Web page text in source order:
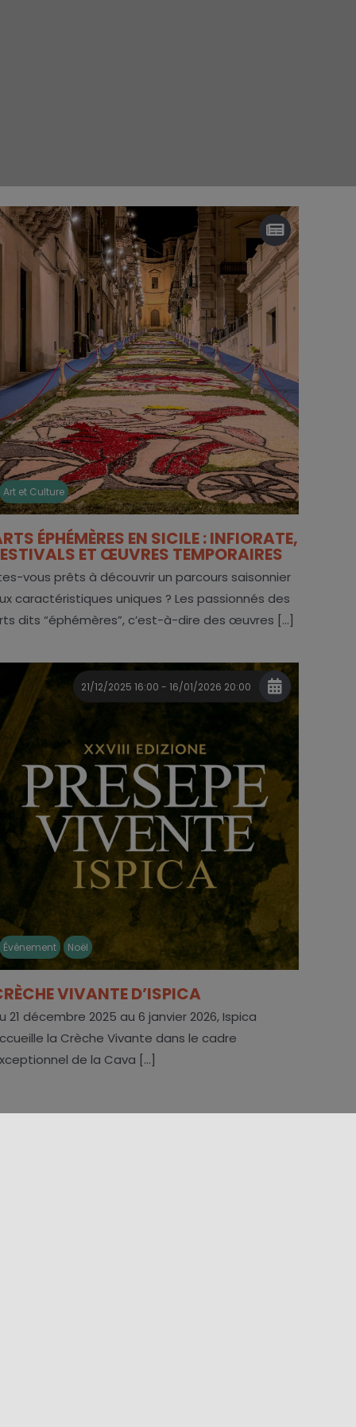
Art et Culture
ÉPHÉMÈRES EN SICILE : INFIORATE,
ET ŒUVRES TEMPORAIRES
vous prêts à découvrir un parcours saisonnier
caractéristiques uniques ? Les passionnés des
dits “éphémères”, c’est-à-dire des œuvres [...]
21/12/2025 16:00 - 16/01/2026 20:00
Événement Noël
VIVANTE D’ISPICA
21 décembre 2025 au 6 janvier 2026, Ispica
la Crèche Vivante dans le cadre
de la Cava [...]